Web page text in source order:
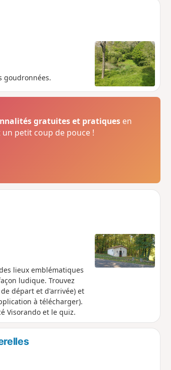
goudronnées.
gratuites et pratiques en
petit coup de pouce !
lieux emblématiques
ludique. Trouvez
départ et d'arrivée) et
à télécharger).
Visorando et le quiz.